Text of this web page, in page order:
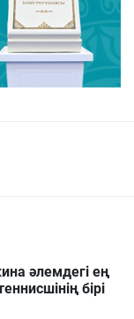
әлемдегі ең
бірі